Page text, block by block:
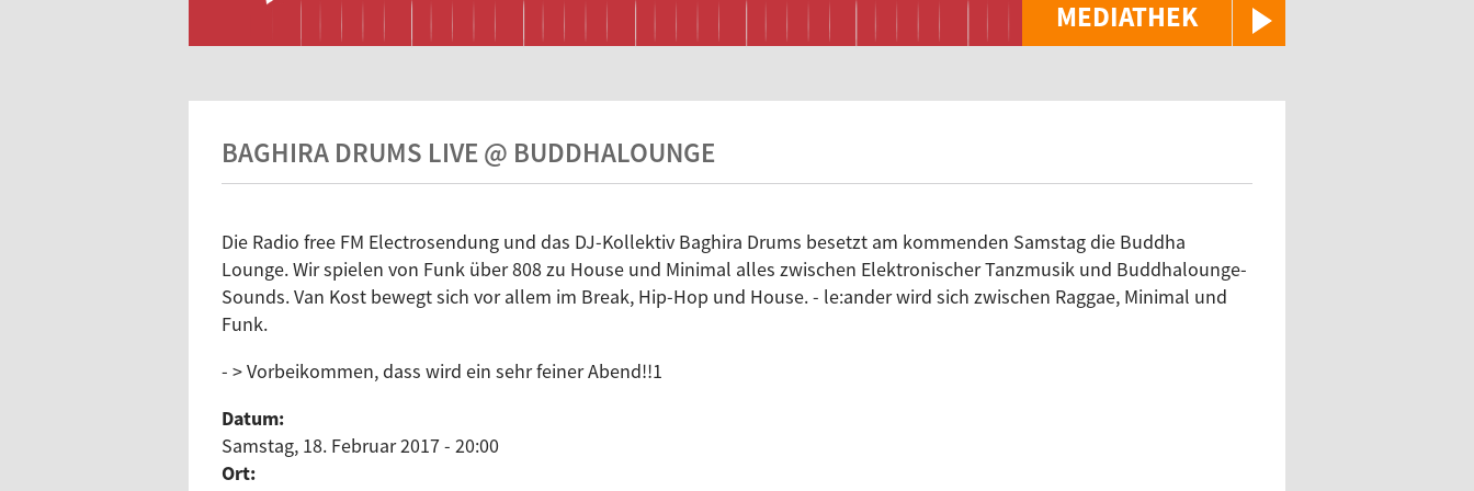
MEDIATHEK
BAGHIRA DRUMS LIVE @ BUDDHALOUNGE
Die Radio free FM Electrosendung und das DJ-Kollektiv Baghira Drums besetzt am kommenden Samstag die Buddha
Lounge. Wir spielen von Funk über 808 zu House und Minimal alles zwischen Elektronischer Tanzmusik und Buddhalounge-
Sounds. Van Kost bewegt sich vor allem im Break, Hip-Hop und House. - le:ander wird sich zwischen Raggae, Minimal und
Funk.
- > Vorbeikommen, dass wird ein sehr feiner Abend!!1
Datum:
Samstag, 18. Februar 2017 - 20:00
Ort: